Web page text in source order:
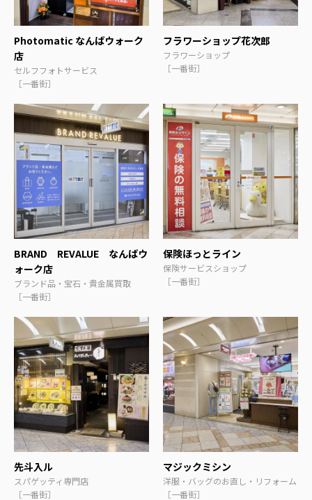
Photomatic なんばウォーク
店
セルフフォトサービス
［一番街］
フラワーショップ花次郎
フラワーショップ
［一番街］
BRAND REVALUE なんばウ
ォーク店
ブランド品・宝石・貴金属買取
［一番街］
保険ほっとライン
保険サービスショップ
［一番街］
先斗入ル
スパゲッティ専門店
［一番街］
マジックミシン
洋服・バッグのお直し・リフォーム
［一番街］